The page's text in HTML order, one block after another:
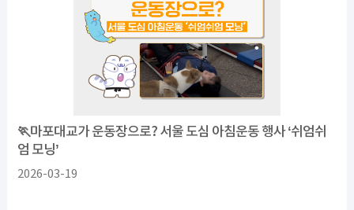
🏃마포대교가 운동장으로? 서울 도심 아침운동 행사 ‘쉬엄쉬
엄 모닝’
2026-03-19